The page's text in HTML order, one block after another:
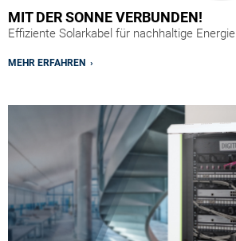
MIT DER SONNE VERBUNDEN!
Effiziente Solarkabel für nachhaltige Energie
MEHR ERFAHREN ›